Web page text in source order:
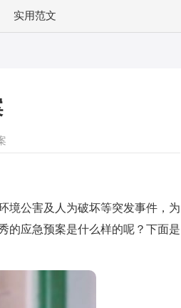
实用范文
公害及人为破坏等突发事件，为
的应急预案是什么样的呢？下面是